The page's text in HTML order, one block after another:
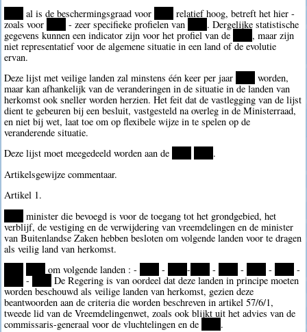
al is de beschermingsgraad voor
relatief hoog, betreft het hier -
zoals voor
- zeer specifieke profielen van
. Dergelijke statistische
gegevens kunnen een indicator zijn voor het profiel van de
, maar zijn
niet representatief voor de algemene situatie in een land of de evolutie
ervan.
Deze lijst met veilige landen zal minstens één keer per jaar
worden,
maar kan afhankelijk van de veranderingen in de situatie in de landen van
herkomst ook sneller worden herzien. Het feit dat de vastlegging van de lijst
dient te gebeuren bij een besluit, vastgesteld na overleg in de Ministerraad,
en niet bij wet, laat toe om op flexibele wijze in te spelen op de
veranderende situatie.
Deze lijst moet meegedeeld worden aan de
.
Artikelsgewijze commentaar.
Artikel 1.
minister die bevoegd is voor de toegang tot het grondgebied, het
verblijf, de vestiging en de verwijdering van vreemdelingen en de minister
van Buitenlandse Zaken hebben besloten om volgende landen voor te dragen
als veilig land van herkomst.
om volgende landen : - - ****- - - -
-
-
De Regering is van oordeel dat deze landen in principe moeten
worden beschouwd als veilige landen van herkomst, gezien deze
beantwoorden aan de criteria die worden beschreven in artikel 57/6/1,
tweede lid van de Vreemdelingenwet, zoals ook blijkt uit het advies van de
commissaris-generaal voor de vluchtelingen en de
.